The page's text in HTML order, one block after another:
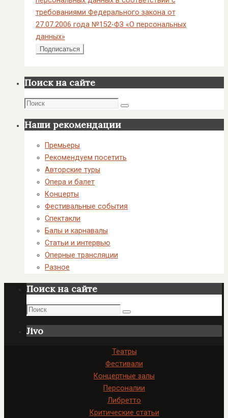
требованиями Федерального закона от
27.07.2006 года №152-ФЗ «О персональных
данных»
Поиск на сайте
Поиск
Поиск
Наши рекомендации
Премьеры
Рекомендуем посетить
Авторские туры
Опера и балет
Концерты
Фестивальные события
Спектакли
Балы и карнавалы
Статьи и интервью
Оперные трансляции
Разное
Поиск на сайте
Поиск
Поиск
Jivo
Театры
Фестивали
Концертные залы
Персоналии
Либретто
Критические статьи